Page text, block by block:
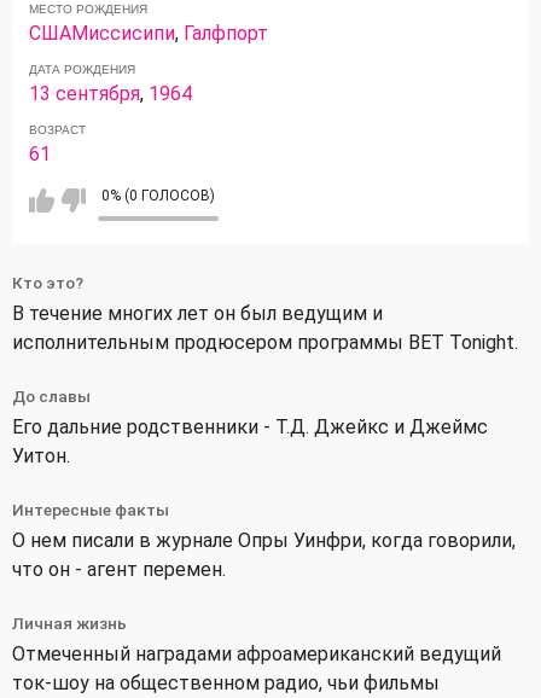
МЕСТО РОЖДЕНИЯ
СШАМиссисипи, Галфпорт
ДАТА РОЖДЕНИЯ
13 сентября, 1964
ВОЗРАСТ
61
0% (0 ГОЛОСОВ)
Кто это?
В течение многих лет он был ведущим и
исполнительным продюсером программы BET Tonight.
До славы
Его дальние родственники - Т.Д. Джейкс и Джеймс
Уитон.
Интересные факты
О нем писали в журнале Опры Уинфри, когда говорили,
что он - агент перемен.
Личная жизнь
Отмеченный наградами афроамериканский ведущий
ток-шоу на общественном радио, чьи фильмы